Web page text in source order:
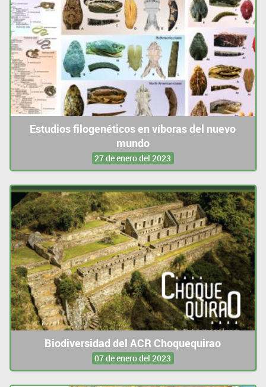
Estudios filogenéticos en víboras del nuevo
mundo
27 de enero del 2023
Biodiversidad del ACR Choquequirao
07 de enero del 2023